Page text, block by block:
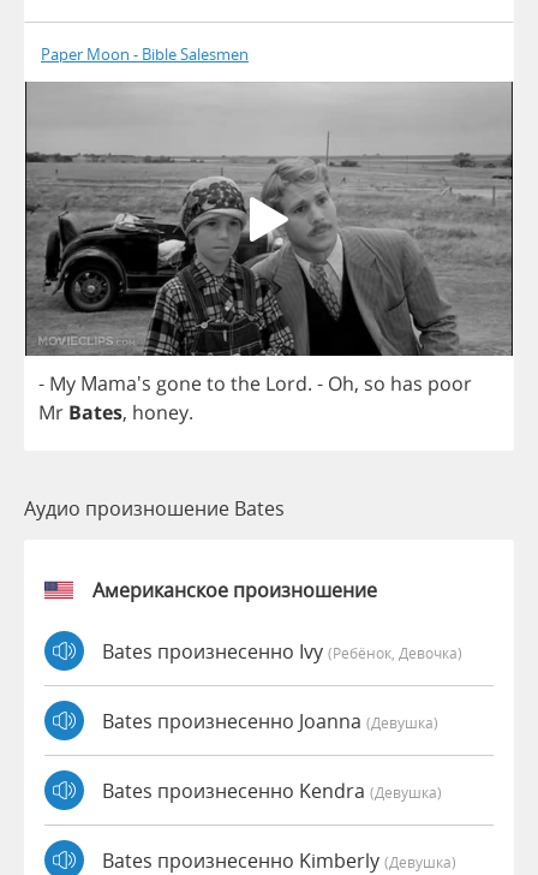
Paper Moon - Bible Salesmen
- My Mama's goneto the Lord. - Oh, so has poor
Mr Bates, honey.
Аудио произношение Bates
Американское произношение
Bates произнесенно Ivy (Ребёнок, Девочка)
Bates произнесенно Joanna (девушка)
Bates произнесенно Kendra (девушка)
Bates произнесенно Kimberly (девушка)